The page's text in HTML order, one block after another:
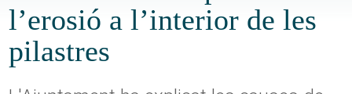
l’erosió a l’interior de les
pilastres